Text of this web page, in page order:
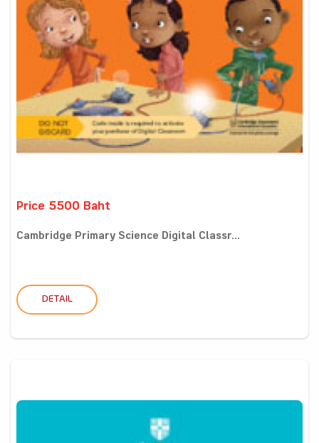
Price 5500 Baht
Cambridge Primary Science Digital Classr...
DETAIL